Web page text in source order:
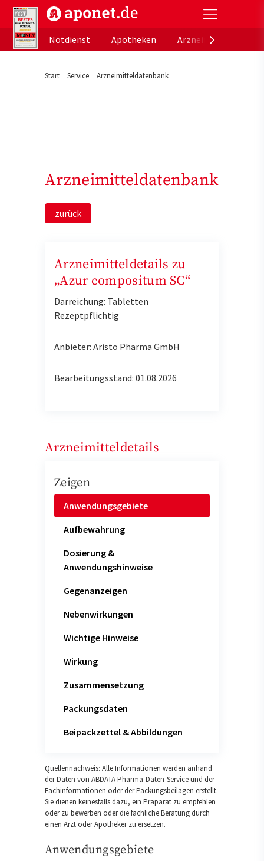
aponet.de - Das offizielle Gesundheitsportal der
Notdienst
Apotheken
Start Service Arzneimitteldatenbank
Arzneimitteldatenbank
zurück
Arzneimitteldetails zu
„Azur compositum SC“
Darreichung: Tabletten
Rezeptpflichtig
Anbieter: Aristo Pharma GmbH
Bearbeitungsstand: 01.08.2026
Arzneimitteldetails
Zeigen
Anwendungsgebiete
Aufbewahrung
Dosierung &
Anwendungshinweise
Gegenanzeigen
Nebenwirkungen
Wichtige Hinweise
Wirkung
Zusammensetzung
Packungsdaten
Beipackzettel & Abbildungen
Quellennachweis: Alle Informationen werden anhand
der Daten von ABDATA Pharma-Daten-Service und der
Fachinformationen oder der Packungsbeilagen erstellt.
Sie dienen keinesfalls dazu, ein Präparat zu empfehlen
oder zu bewerben oder die fachliche Beratung durch
einen Arzt oder Apotheker zu ersetzen.
Anwendungsgebiete